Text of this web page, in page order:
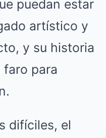
puedan estar
artístico y
y su historia
para
difíciles, el